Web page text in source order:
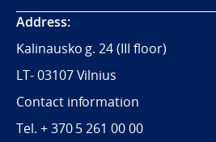
Address:
Kalinausko g. 24 (III floor)
LT- 03107 Vilnius
Contact information
Tel. + 370 5 261 00 00